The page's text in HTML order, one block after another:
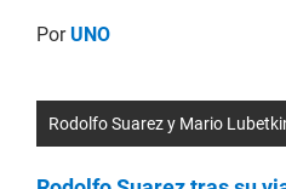
PorUNO
Rodolfo Suarez y Mario